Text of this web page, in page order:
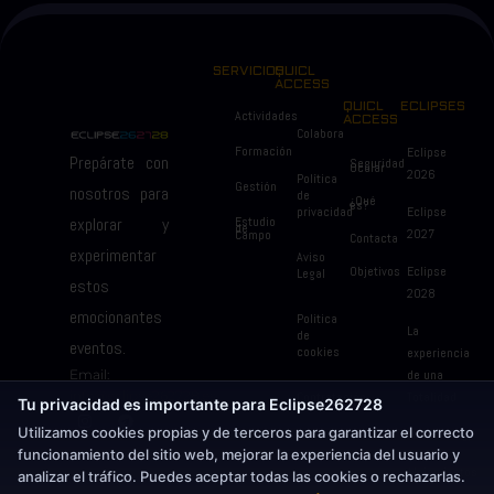
Prepárate con
nosotros para
explorar y
experimentar
estos
emocionantes
eventos.
Email:
info@eclipse262728.es
SERVICIOS
Actividades
Formación
Gestión
Estudio
de
Campo
QUICL
ACCESS
Colabora
Política
de
privacidad
Aviso
Legal
Politica
de
cookies
Contratación
QUICL
ACCESS
Seguridad
Ocular
¿Qué
es?
Contacta
Objetivos
ECLIPSES
Eclipse
2026
Eclipse
2027
Eclipse
2028
La
experiencia
de una
Meteorology
Alojamientos
Tu privacidad es importante para Eclipse262728
Utilizamos cookies propias y de terceros para garantizar el correcto
funcionamiento del sitio web, mejorar la experiencia del usuario y
analizar el tráfico. Puedes aceptar todas las cookies o rechazarlas.